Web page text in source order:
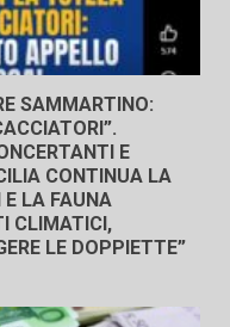
SAMMARTINO:
E
CONTINUA LA
E LA FAUNA
CLIMATICI,
LE DOPPIETTE”